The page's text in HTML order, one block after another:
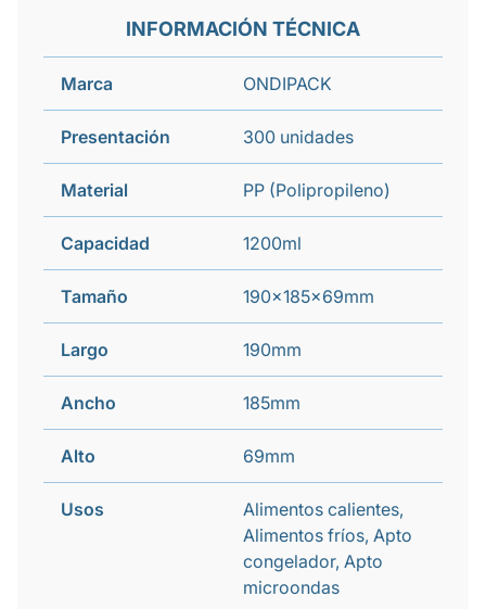
INFORMACIÓN TÉCNICA
Marca ONDIPACK
Presentación 300 unidades
Material PP (Polipropileno)
Capacidad 1200ml
Tamaño 190x185x69mm
Largo 190mm
Ancho 185mm
Alto 69mm
Usos
Alimentos calientes,
Alimentos fríos, Apto
congelador, Apto
microondas